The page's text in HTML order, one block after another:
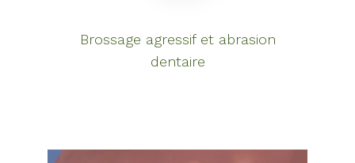
Brossage agressif et abrasion
dentaire